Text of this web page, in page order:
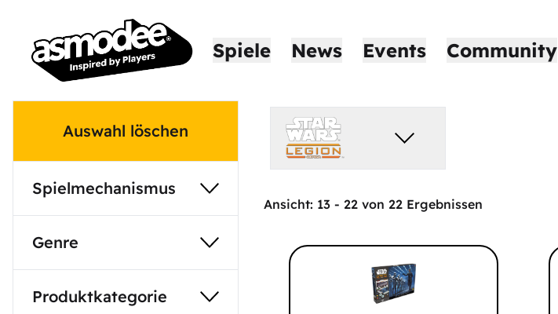
Spiele News Events Community
Auswahl löschen
Spielmechanismus
Genre
Produktkategorie
Ansicht: 13 - 22 von 22 Ergebnissen